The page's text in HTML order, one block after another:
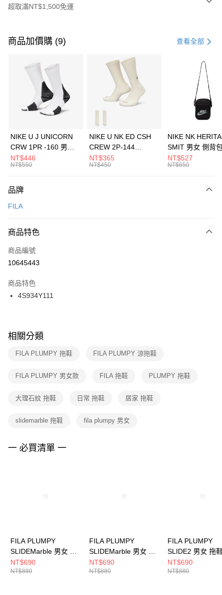
超取滿NT$1,500免運
信用卡一次付款
3 期 0 利率 每期 21家銀行
合作金庫商業銀行
第一商業銀行
華南商業銀行
彰化商業銀行
上海商業儲蓄銀行
元大商業銀行
台灣樂天信用卡公司
Apple Pay
全盈+PAY
AFTEE先享後付
【關於「AFTEE先享後付」】
便利好安心！
３．安心：先確認商品／服務後，再付款。
【「AFTEE先享後付」結帳流程】
１．於結帳方式選擇「AFTEE先享後付」後，將跳轉至「AFTEE先享後付」
２．訂單成立數日內，您將收到繳費通知簡訊。
３．收到繳費通知簡訊後14天內，點擊此簡訊中的連結，可透過四大超商／
ATM／網路銀行／等多元方式進行付款，方視為交易完成。
※ 交易是否成功請以「AFTEE先享後付 」之結帳頁面顯示為準，若有關於
是否繳費成功／繳費後需取消欲退款等相關疑問，請聯繫「AFTEE先享後付
客戶支援中心」https://netprotections.freshdesk.com/support/home
１．透過由恩沛科技股份有限公司提供之「AFTEE先享後付」服務完成之交
權轉讓予恩沛科技股份有限公司。
３．未成年的使用者請事先徵得法定代理人或監護人之同意方可使用
４．使用「AFTEE先享後付」時，將依據個別帳號之用戶狀況，依本公司即
運送方式
每筆NT$100，滿NT$1,500(含以上)免運費
宅配
每筆NT$100，滿NT$1,500(含以上)免運費
付款後門市自取
每筆NT$100，滿NT$1,500(含以上)免運費
商品加價購 (9) 查看全部
NIKE U J UNICORN
CRW 1PR -160 男女
中統襪 FZ3393100
NT$446
NT$550
NIKE U NK ED CSH
CREW 2P-144
EMBRDY 男女 短統襪
FZ3073133
NT$365
NT$450
NIKE NK
SMIT 男女 側背
BA5871010
NT$527
NT$650
品牌
FILA
商品特色
商品編號
10645443
商品特色
4S934Y111
相關分類
FILA PLUMPY 拖鞋 FILA PLUMPY 涼拖鞋
FILA PLUMPY 男女款 FILA 拖鞋 PLUMPY 拖鞋
大理石紋 拖鞋 日常 拖鞋 居家 拖鞋
slidemarble 拖鞋 fila plumpy 男女
一 必買清單 一
FILA PLUMPY
SLIDEMarble 男女 拖
鞋 4-S934Y-333
NT$690
NT$880
FILA PLUMPY
SLIDEMarble 男女 拖
鞋 4-S934Y-555
NT$690
NT$880
FILA PLUMPY
SLIDE2 男女 拖
S334Y-555
NT$690
NT$880